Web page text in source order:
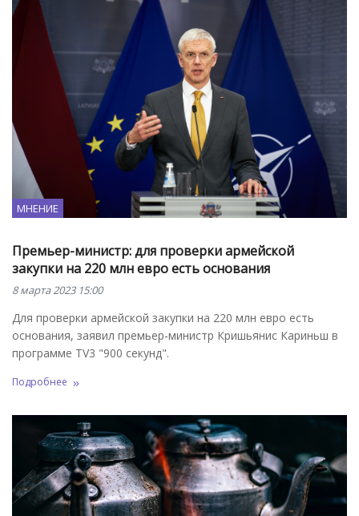
МНЕНИЕ
Премьер-министр: для проверки армейской
закупки на 220 млн евро есть основания
8 марта 2023 15:00
Для проверки армейской закупки на 220 млн евро есть
основания, заявил премьер-министр Кришьянис Кариньш в
программе TV3 "900 секунд".
Подробнее